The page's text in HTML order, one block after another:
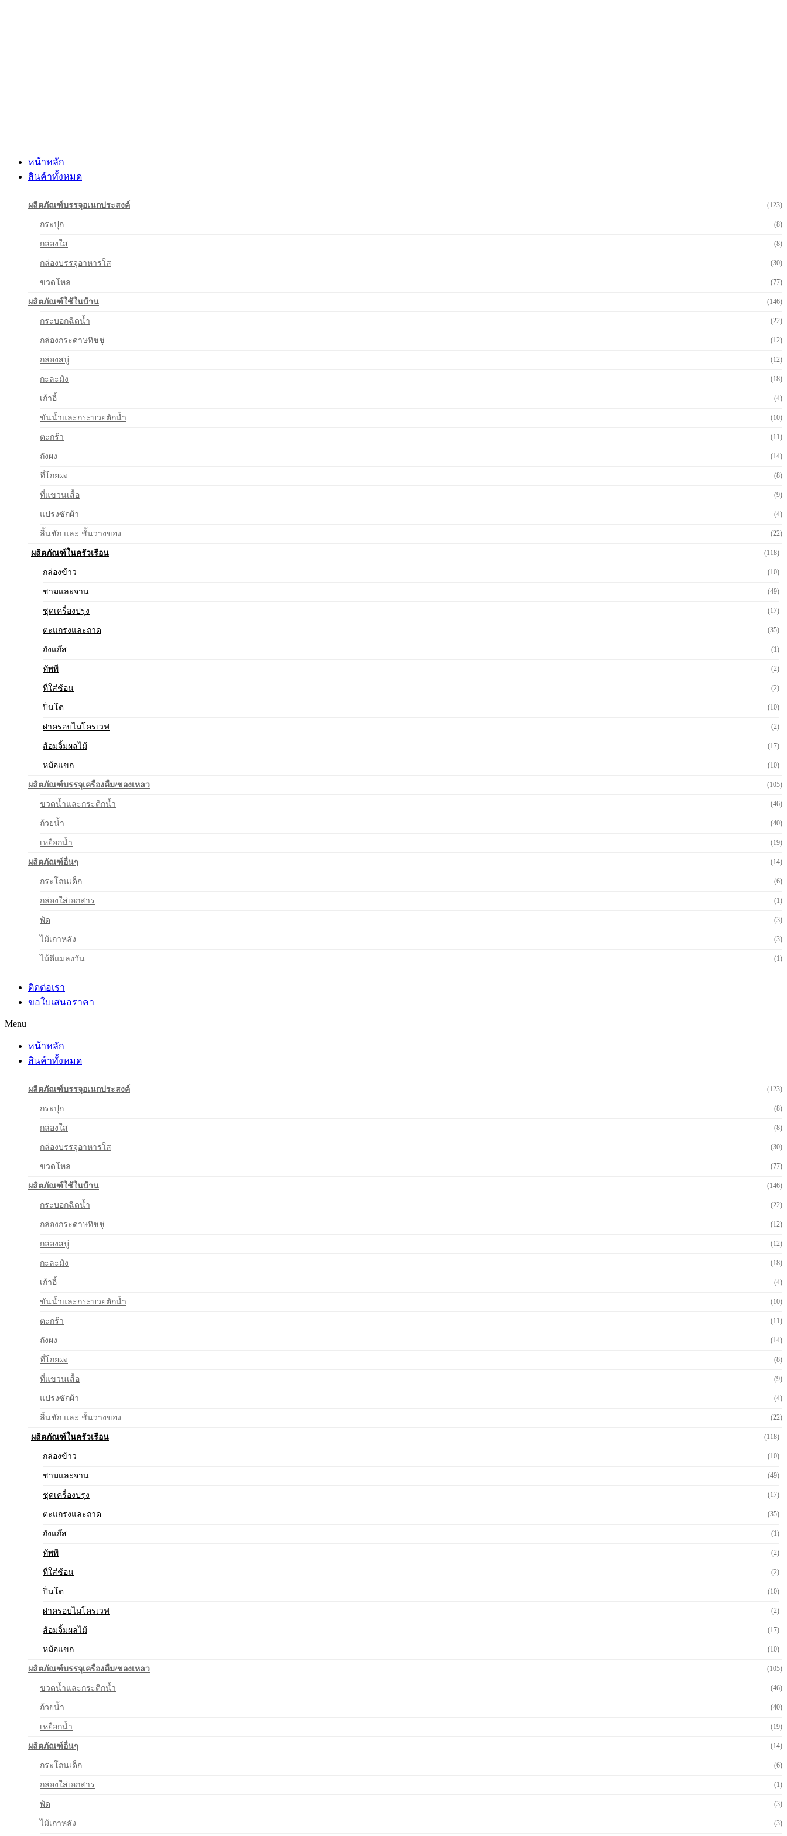
หน้าหลัก
สินค้าทั้งหมด
ผลิตภัณฑ์บรรจุอเนกประสงค์ (123)
กระปุก (8)
กล่องใส (8)
กล่องบรรจุอาหารใส (30)
ขวดโหล (77)
ผลิตภัณฑ์ใช้ในบ้าน (146)
กระบอกฉีดน้ำ (22)
กล่องกระดาษทิชชู่ (12)
กล่องสบู่ (12)
กะละมัง (18)
เก้าอี้ (4)
ขันน้ำและกระบวยตักน้ำ (10)
ตะกร้า (11)
ถังผง (14)
ที่โกยผง (8)
ที่แขวนเสื้อ (9)
แปรงซักผ้า (4)
ลิ้นชัก และ ชั้นวางของ (22)
ผลิตภัณฑ์ในครัวเรือน (118)
กล่องข้าว (10)
ชามและจาน (49)
ชุดเครื่องปรุง (17)
ตะแกรงและถาด (35)
ถังแก๊ส (1)
ทัพพี (2)
ที่ใส่ช้อน (2)
ปิ่นโต (10)
ฝาครอบไมโครเวฟ (2)
ส้อมจิ้มผลไม้ (17)
หม้อแขก (10)
ผลิตภัณฑ์บรรจุเครื่องดื่ม/ของเหลว (105)
ขวดน้ำและกระติกน้ำ (46)
ถ้วยน้ำ (40)
เหยือกน้ำ (19)
ผลิตภัณฑ์อื่นๆ (14)
กระโถนเด็ก (6)
กล่องใส่เอกสาร (1)
พัด (3)
ไม้เกาหลัง (3)
ไม้ตีแมลงวัน (1)
ติดต่อเรา
ขอใบเสนอราคา
Menu
หน้าหลัก
สินค้าทั้งหมด
ผลิตภัณฑ์บรรจุอเนกประสงค์ (123)
กระปุก (8)
กล่องใส (8)
กล่องบรรจุอาหารใส (30)
ขวดโหล (77)
ผลิตภัณฑ์ใช้ในบ้าน (146)
กระบอกฉีดน้ำ (22)
กล่องกระดาษทิชชู่ (12)
กล่องสบู่ (12)
กะละมัง (18)
เก้าอี้ (4)
ขันน้ำและกระบวยตักน้ำ (10)
ตะกร้า (11)
ถังผง (14)
ที่โกยผง (8)
ที่แขวนเสื้อ (9)
แปรงซักผ้า (4)
ลิ้นชัก และ ชั้นวางของ (22)
ผลิตภัณฑ์ในครัวเรือน (118)
กล่องข้าว (10)
ชามและจาน (49)
ชุดเครื่องปรุง (17)
ตะแกรงและถาด (35)
ถังแก๊ส (1)
ทัพพี (2)
ที่ใส่ช้อน (2)
ปิ่นโต (10)
ฝาครอบไมโครเวฟ (2)
ส้อมจิ้มผลไม้ (17)
หม้อแขก (10)
ผลิตภัณฑ์บรรจุเครื่องดื่ม/ของเหลว (105)
ขวดน้ำและกระติกน้ำ (46)
ถ้วยน้ำ (40)
เหยือกน้ำ (19)
ผลิตภัณฑ์อื่นๆ (14)
กระโถนเด็ก (6)
กล่องใส่เอกสาร (1)
พัด (3)
ไม้เกาหลัง (3)